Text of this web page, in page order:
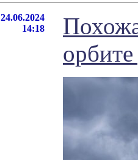
24.06.2024
14:18